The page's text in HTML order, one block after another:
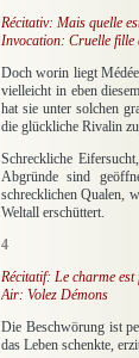
Récitativ: Mais quelle
Invocation: Cruelle fille
Doch worin liegt
vielleicht in eben
hat sie unter solchen
die glückliche Rivalin
Schreckliche
Abgründe sind
schrecklichen Qualen,
Weltall erschüttert.
4
Récitatif: Le charme est
Air: Volez Démons
Die Beschwörung ist
das Leben schenkte,